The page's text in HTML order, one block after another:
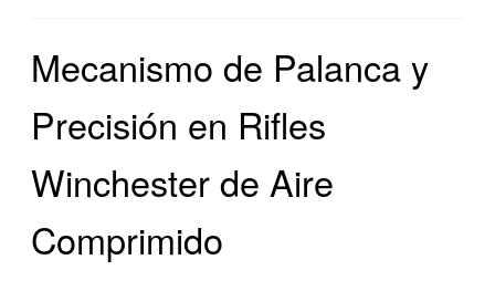
Mecanismo de Palanca y
Precisión en Rifles
Winchester de Aire
Comprimido